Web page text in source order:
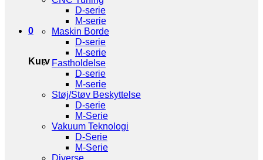
0
Kurv
D-serie
M-serie
Maskin Borde
D-serie
M-serie
Fastholdelse
D-serie
M-serie
Støj/Støv Beskyttelse
D-serie
M-Serie
Vakuum Teknologi
D-Serie
M-Serie
Diverse